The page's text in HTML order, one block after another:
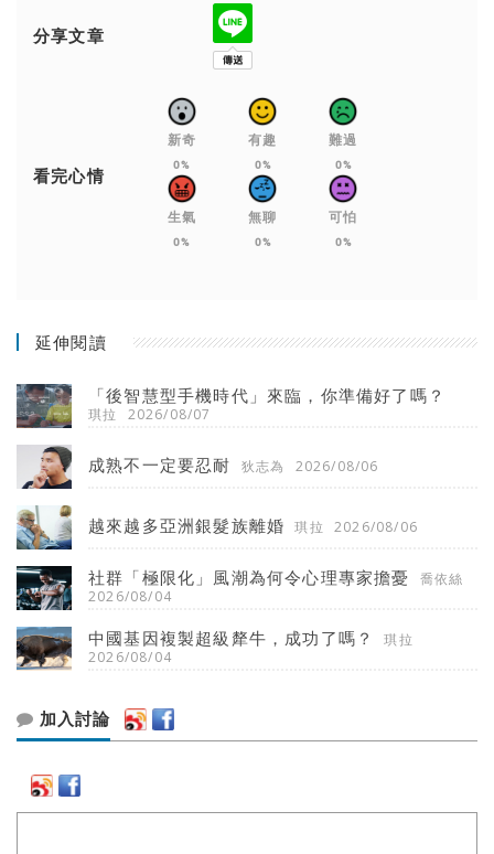
分享文章
看完心情
新奇
0%
有趣
0%
難過
0%
生氣
0%
無聊
0%
可怕
0%
延伸閱讀
「後智慧型手機時代」來臨，你準備好了嗎？
琪拉 2026/08/07
成熟不一定要忍耐 狄志為 2026/08/06
越來越多亞洲銀髮族離婚 琪拉 2026/08/06
社群「極限化」風潮為何令心理專家擔憂
喬依絲
2026/08/04
中國基因複製超級犛牛，成功了嗎？
琪拉
2026/08/04
加入討論